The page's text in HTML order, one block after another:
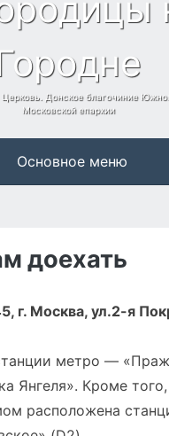
Городне
Донское благочиние
Московской епархии
Основное меню
доехать
г. Москва, ул.2-я
метро —
Янгеля». Кроме
расположена